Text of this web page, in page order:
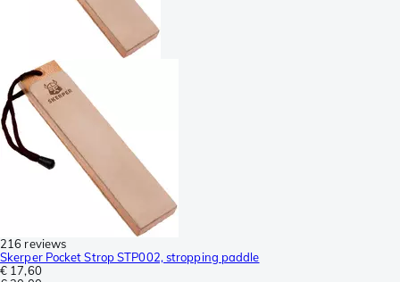
216 reviews
Skerper Pocket Strop STP002, stropping paddle
€ 17,60